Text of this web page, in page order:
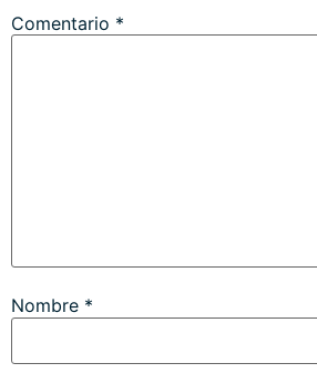
Comentario *
Nombre *